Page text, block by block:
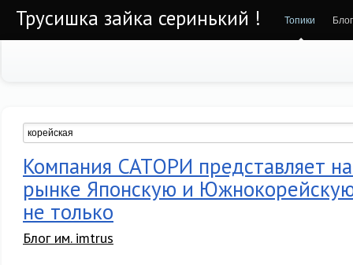
Трусишка зайка серинький ! Топики
Компания САТОРИ представляет
рынке Японскую и
не только
Блог им. imtrus